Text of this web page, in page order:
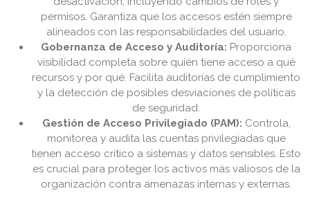
permisos. Garantiza que los accesos estén siempre
alineados con las responsabilidades del usuario.
Gobernanza de Acceso y Auditoría: Proporciona
visibilidad completa sobre quién tiene acceso a qué
recursos y por qué. Facilita auditorías de cumplimiento
y la detección de posibles desviaciones de políticas
de seguridad.
Gestión de Acceso Privilegiado (PAM): Controla,
monitorea y audita las cuentas privilegiadas que
tienen acceso crítico a sistemas y datos sensibles. Esto
es crucial para proteger los activos más valiosos de la
organización contra amenazas internas y externas.